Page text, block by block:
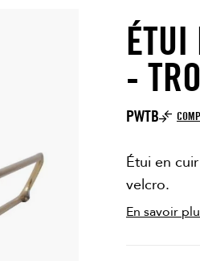
ÉTUI
-
PWTB
Étui en
velcro.
En savoir